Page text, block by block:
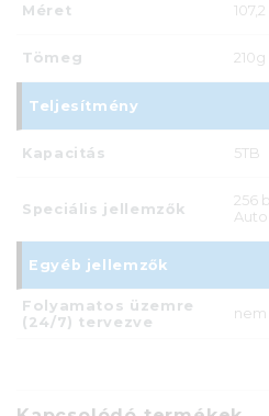
Méret
Tömeg 210g
Teljesítmény
Kapacitás 5TB
Speciális jellemzők
256
Egyéb jellemzők
Folyamatos üzemre
(24/7) tervezve
nem